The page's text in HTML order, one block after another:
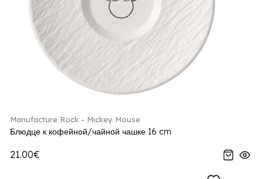
Manufacture Rock - Mickey Mouse
Блюдце к кофейной/чайной чашке 16 cm
21.00€